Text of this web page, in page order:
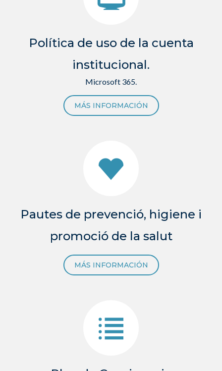
Política de uso de la cuenta
institucional.
Microsoft 365.
MÁS INFORMACIÓN
Pautes de prevenció, higiene i
promoció de la salut
MÁS INFORMACIÓN